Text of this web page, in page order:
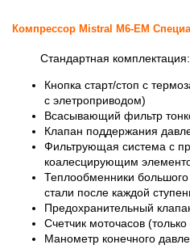
Компрессор Mistral M6-EM
Стандартная комплектация:
Кнопка старт/стоп с
с элетроприводом)
Всасывающий фильтр
Клапан поддержания
Фильтрующая система с
коалесцирующим
Теплообменники
стали после каждой
Предохранительный
Счетчик моточасов
Манометр конечного